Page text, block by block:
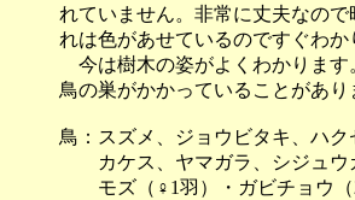
れていません。非常に丈夫なの
れは色があせているのですぐわか
今は樹木の姿がよくわかります
鳥の巣がかかっていることがあ
鳥：スズメ、ジョウビタキ、ハ
カケス、ヤマガラ、シジュウ
モズ（♀1羽）・ガビチョウ（2